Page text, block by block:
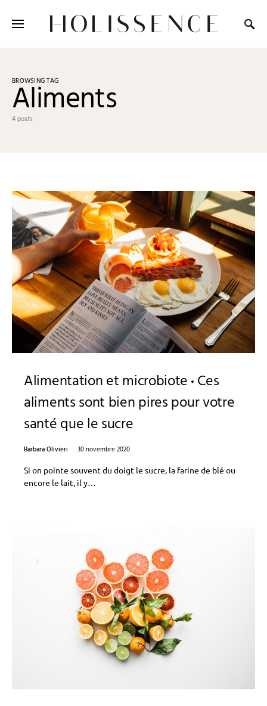
BROWSING TAG
Aliments
4 posts
Alimentation et microbiote Ces
aliments sont bien pires pour votre
santé que le sucre
Barbara Olivieri
30 novembre 2020
Si on pointe souvent du doigt le sucre, la farine de blé ou
encore le lait, il y…